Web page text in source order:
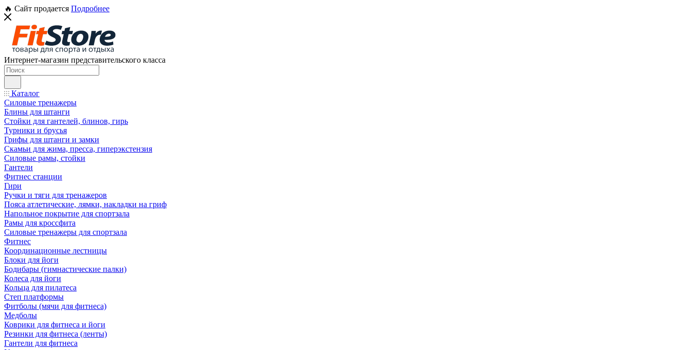
🔥 Сайт продается Подробнее
Интернет-магазин представительского класса
Каталог
Силовые тренажеры
Блины для штанги
Стойки для гантелей, блинов, гирь
Турники и брусья
Грифы для штанги и замки
Скамьи для жима, пресса, гиперэкстензия
Силовые рамы, стойки
Гантели
Фитнес станции
Гири
Ручки и тяги для тренажеров
Пояса атлетические, лямки, накладки на гриф
Напольное покрытие для спортзала
Рамы для кроссфита
Силовые тренажеры для спортзала
Фитнес
Координационные лестницы
Блоки для йоги
Бодибары (гимнастические палки)
Колеса для йоги
Кольца для пилатеса
Степ платформы
Фитболы (мячи для фитнеса)
Медболы
Коврики для фитнеса и йоги
Резинки для фитнеса (ленты)
Гантели для фитнеса